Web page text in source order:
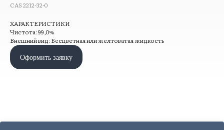
CAS 2212-32-0
ХАРАКТЕРИСТИКИ
Чистота: 99,0%
Внешний вид: Бесцветная или желтоватая жидкость
Оформить заявку